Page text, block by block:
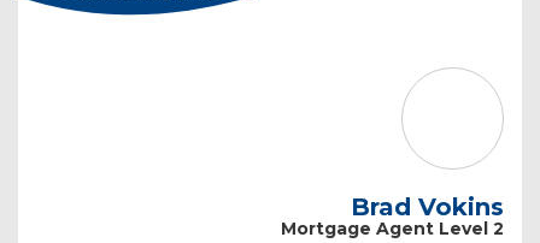
Brad Vokins
Mortgage Agent Level 2